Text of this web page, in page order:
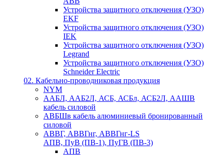
Устройства защитного отключения (УЗО)
EKF
Устройства защитного отключения (УЗО)
IEK
Устройства защитного отключения (УЗО)
Legrand
Устройства защитного отключения (УЗО)
Schneider Electric
02. Кабельно-проводниковая продукция
NYM
ААБЛ, ААБ2Л, АСБ, АСБл, АСБ2Л, ААШВ
кабель силовой
АВБШв кабель алюминиевый бронированный
силовой
АВВГ, АВВГнг, АВВГнг-LS
АПВ, ПуВ (ПВ-1), ПуГВ (ПВ-3)
АПВ